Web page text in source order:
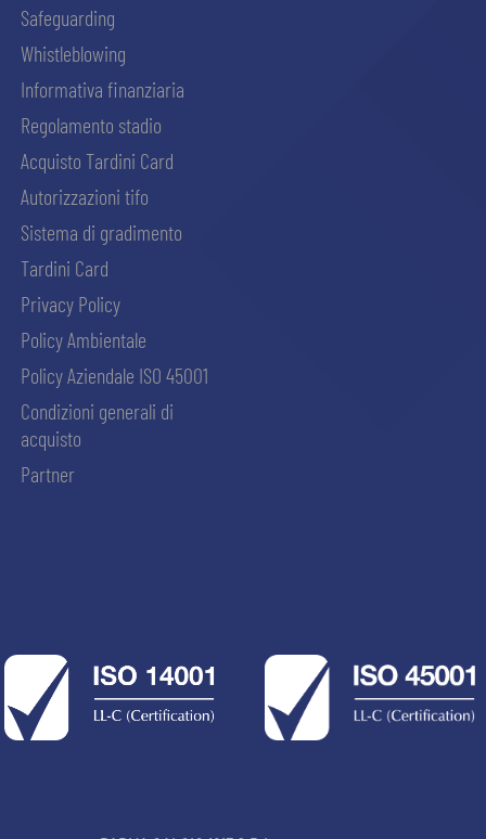
Safeguarding
Whistleblowing
Informativa finanziaria
Regolamento stadio
Acquisto Tardini Card
Autorizzazioni tifo
Sistema di gradimento
Tardini Card
Privacy Policy
Policy Ambientale
Policy Aziendale ISO 45001
Condizioni generali di
acquisto
Partner